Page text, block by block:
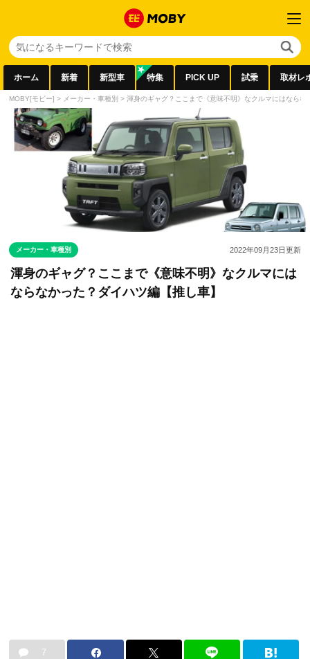
ホーム 新着 新型車 特集 PICK UP 試乗 取材レ
MOBY[モビー] > メーカー・車種別 > 渾身のギャグ？ここまで《意味不明》なクルマにはならな
メーカー・車種別 2022年09月23日更新
渾身のギャグ？ここまで《意味不明》なクルマには
ならなかった？ダイハツ編【推し車】
7